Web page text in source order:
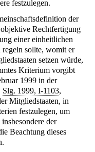
festzulegen.
der
Rechtfertigung
einer einheitlichen
regeln sollte, womit er
setzen würde,
Kriterium vorgibt
1999 in der
Slg. 1999, I-1103,
Mitgliedstaaten, in
festzulegen, um
der
Beachtung dieses